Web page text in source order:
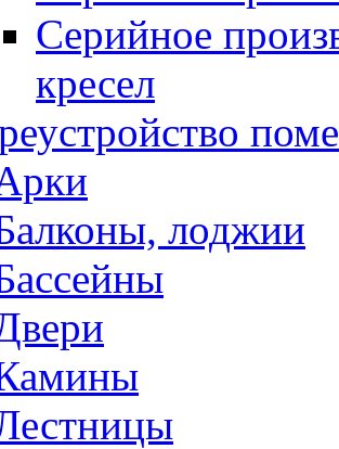
Серийное
кресел
лоджии